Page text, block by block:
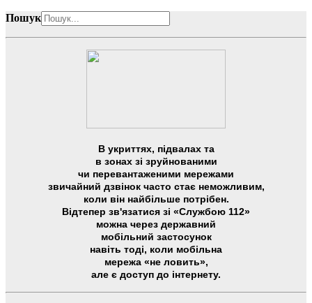
Пошук
В укриттях, підвалах та
в зонах зі зруйнованими
чи перевантаженими мережами
звичайний дзвінок часто стає неможливим,
коли він найбільше потрібен.
Відтепер зв'язатися зі «Службою 112»
можна через державний
мобільний застосунок
навіть тоді, коли мобільна
мережа «не ловить»,
але є доступ до інтернету.